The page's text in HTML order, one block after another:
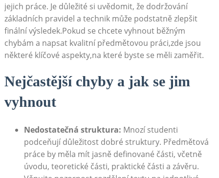
jejich práce. ‍Je důležité si uvědomit, že dodržování
základních pravidel a technik může podstatně zlepšit
finální výsledek.Pokud se chcete vyhnout běžným
⁤chybám ‍a napsat kvalitní předmětovou práci,zde jsou
některé klíčové⁤ aspekty,na ‌které byste se měli zaměřit.
Nejčastější ‌chyby ‍a jak se ​jim
⁤vyhnout
Nedostatečná struktura: Mnozí studenti
podceňují důležitost dobré⁣ struktury. Předmětová
práce by měla mít jasně definované části, ⁤včetně
‌úvodu,​ teoretické ‍části, praktické části​ a​ závěru.